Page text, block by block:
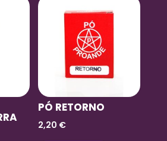
PÓ RETORNO
2,20 €